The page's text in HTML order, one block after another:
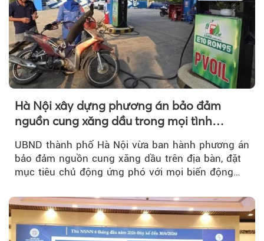
Hà Nội xây dựng phương án bảo đảm
nguồn cung xăng dầu trong mọi tình
UBND thành phố Hà Nội vừa ban hành phương án
bảo đảm nguồn cung xăng dầu trên địa bàn, đặt
mục tiêu chủ động ứng phó với mọi biến động